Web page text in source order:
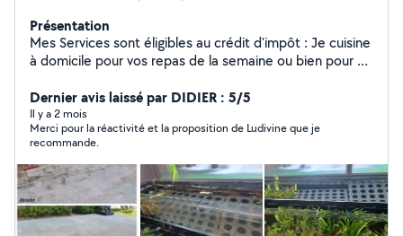
Présentation
Mes Services sont éligibles au crédit d'impôt : Je cuisine
à domicile pour vos repas de la semaine ou bien pour un
et vous les livrer ou seulement effectuer la livraison.
J'effectue aussi des tâches d'entretien de votre
domicile. N'hésitez pas à me contacter et nous
discuterons de vos besoins. Belle journée à vous
Ludivine
Dernier avis laissé par DIDIER : 5/5
Il y a 2 mois
Merci pour la réactivité et la proposition de Ludivine que je
recommande.